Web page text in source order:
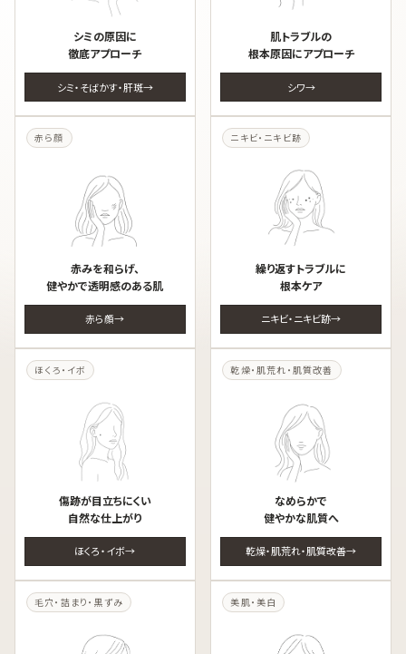
シミの原因に
徹底アプローチ
シミ・そばかす・肝斑
肌トラブルの
根本原因にアプローチ
シワ
赤ら顔
赤みを和らげ、
健やかで透明感のある肌
赤ら顔
ニキビ・ニキビ跡
繰り返すトラブルに
根本ケア
ニキビ・ニキビ跡
ほくろ・イボ
傷跡が目立ちにくい
自然な仕上がり
ほくろ・イボ
乾燥・肌荒れ・肌質改善
なめらかで
健やかな肌質へ
乾燥・肌荒れ・肌質改善
毛穴・詰まり・黒ずみ 美肌・美白